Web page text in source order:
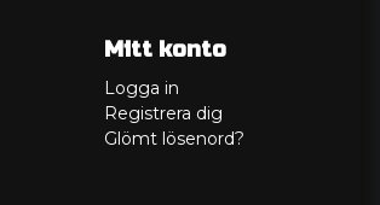
Mitt konto
Logga in
Registrera dig
Glömt lösenord?